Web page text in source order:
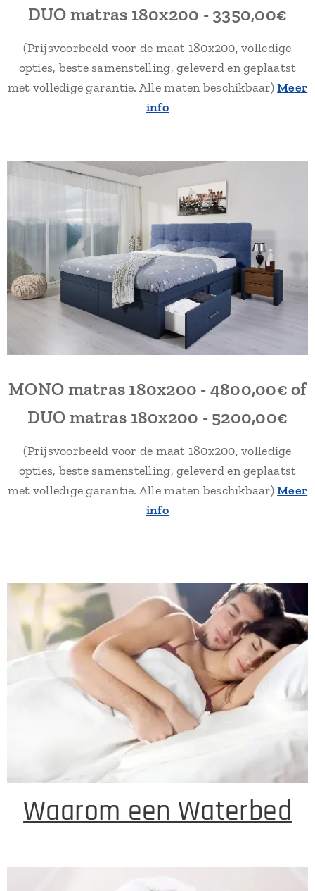
DUO matras 180x200 - 3350,00€
(Prijsvoorbeeld voor de maat 180x200, volledige
opties, beste samenstelling, geleverd en geplaatst
met volledige garantie. Alle maten beschikbaar)Meer
info
MONO matras 180x200 - 4800,00€ of
DUO matras 180x200 - 5200,00€
(Prijsvoorbeeld voor de maat 180x200, volledige
opties, beste samenstelling, geleverd en geplaatst
met volledige garantie. Alle maten beschikbaar)Meer
info
Waarom een Waterbed